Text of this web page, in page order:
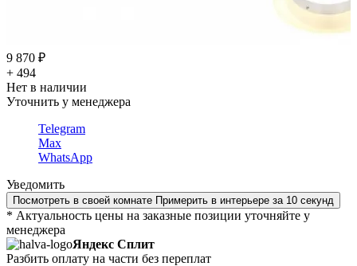
9 870 ₽
+ 494
Нет в наличии
Уточнить у менеджера
Telegram
Max
WhatsApp
Уведомить
Посмотреть в своей комнате Примерить в интерьере за 10 секунд
* Актуальность цены на заказные позиции уточняйте у
менеджера
Яндекс Сплит
Разбить оплату на части без переплат